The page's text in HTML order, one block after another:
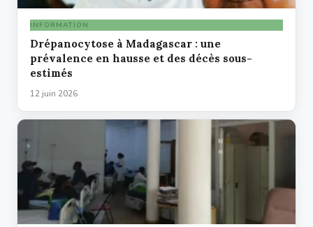
INFORMATION
Drépanocytose à Madagascar : une
prévalence en hausse et des décès sous-
estimés
12 juin 2026